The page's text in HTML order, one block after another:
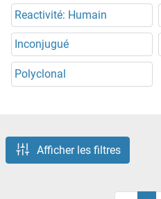
Reactivité: Humain
Inconjugué
Polyclonal
Afficher les filtres